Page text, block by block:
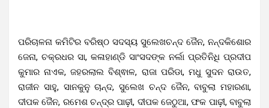
ପରିଚାଳନା କମିଟିର ବରିଷ୍ଠ ସଦସ୍ୟ ସୁଲେଖଚନ୍ଦ ଜୈନ, ନନ୍ଦକିଶୋର
ଜେନା, ଚକ୍ରଧର ସା, କଳାହାଣ୍ଡି ସାଂସଦଙ୍କ ନର୍ଲା ପ୍ରତିନିଧି ପ୍ରଦୀପ
କୁମାର ନାଏକ, ଜହରଲାଲ ବିଶ୍ଵାଳ, ରାଜା ପରିଡା, ମଧୁ ସୁଦନ ରାଉତ,
ରାଜୀନ ସାହୁ, ସାନକୁନୁ ଚାନ୍ଦ, ସୁଲେଖ ଚନ୍ଦ ଜୈନ, ବାବୁଲା ମହାରଣା,
ଦୀପକ ଜୈନ, ରମେଶ ଚନ୍ଦ୍ର ପାଢ଼ୀ, ଦୀପକ ଜେଠୁଆ, ଫକ ପାଢ଼ୀ, ବାବୁଲା